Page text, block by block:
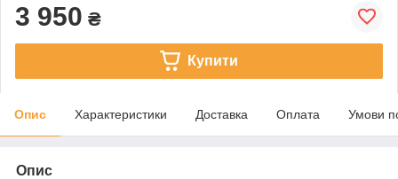
3 950 ₴
Купити
Опис Характеристики Доставка Оплата Умови
Опис